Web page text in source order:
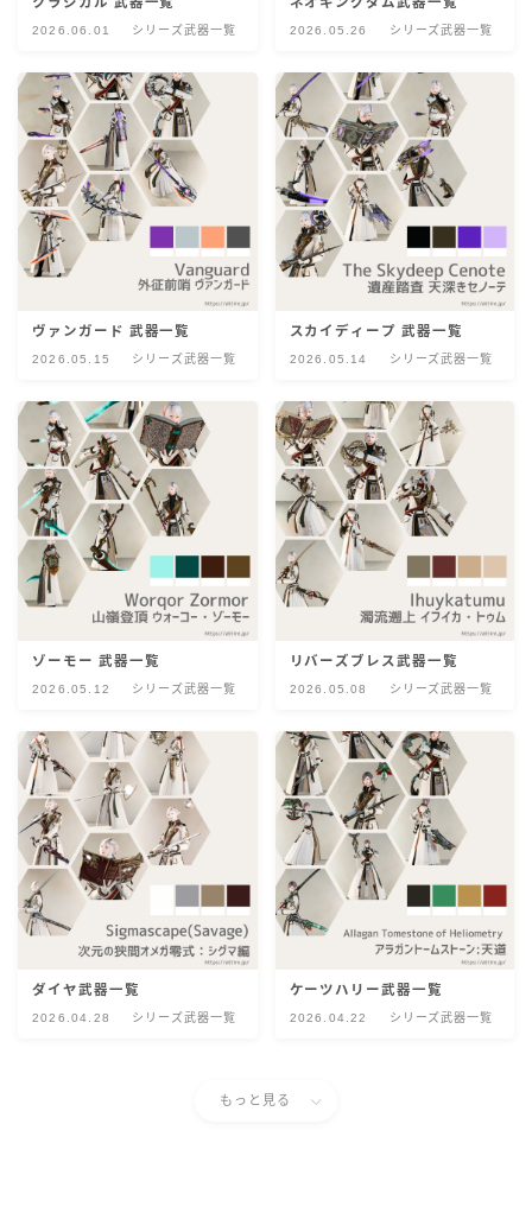
半袖
五分袖
七分袖
八分袖
イシュガルド風デザイン
アジムステップ風デザイン
マント
ローライズ
スカート
ミニスカート
ロングスカート
インナーパンツ付きスカート
ショートパンツ
2026.06.01 シリーズ武器一覧 2026.05.26 シリーズ武器一覧
ヴァンガード 武器一覧
2026.05.15 シリーズ武器一覧
スカイディープ 武器一覧
2026.05.14 シリーズ武器一覧
ゾーモー 武器一覧
2026.05.12 シリーズ武器一覧
リバーズブレス武器一覧
2026.05.08 シリーズ武器一覧
ダイヤ武器一覧
2026.04.28 シリーズ武器一覧
ケーツハリー武器一覧
2026.04.22 シリーズ武器一覧
もっと見る